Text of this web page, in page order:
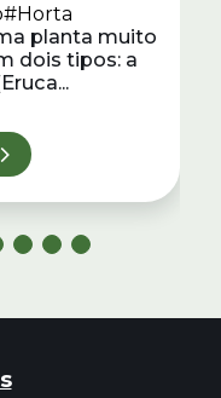
#Horta
planta muito
dois tipos: a